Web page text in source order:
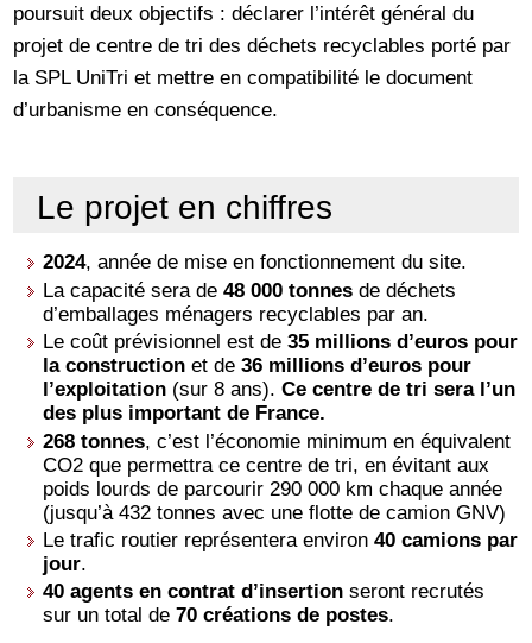
poursuit deux objectifs : déclarer l’intérêt général du
projet de centre de tri des déchets recyclables porté par
la SPL UniTri et mettre en compatibilité le document
d’urbanisme en conséquence.
Le projet en chiffres
2024, année de mise en fonctionnement du site.
La capacité sera de48 000 tonnes de déchets
d’emballages ménagers recyclables par an.
Le coût prévisionnel est de35 millions d’euros pour
la construction et de36 millions d’euros pour
l’exploitation (sur 8 ans).Ce centre de tri sera l’un
des plus important de France.
268 tonnes, c’est l’économie minimum en équivalent
CO2 que permettra ce centre de tri, en évitant aux
poids lourds de parcourir 290 000 km chaque année
(jusqu’à 432 tonnes avec une flotte de camion GNV)
Le trafic routier représentera environ40 camions par
jour.
40 agents en contrat d’insertion seront recrutés
sur un total de70 créations de postes.